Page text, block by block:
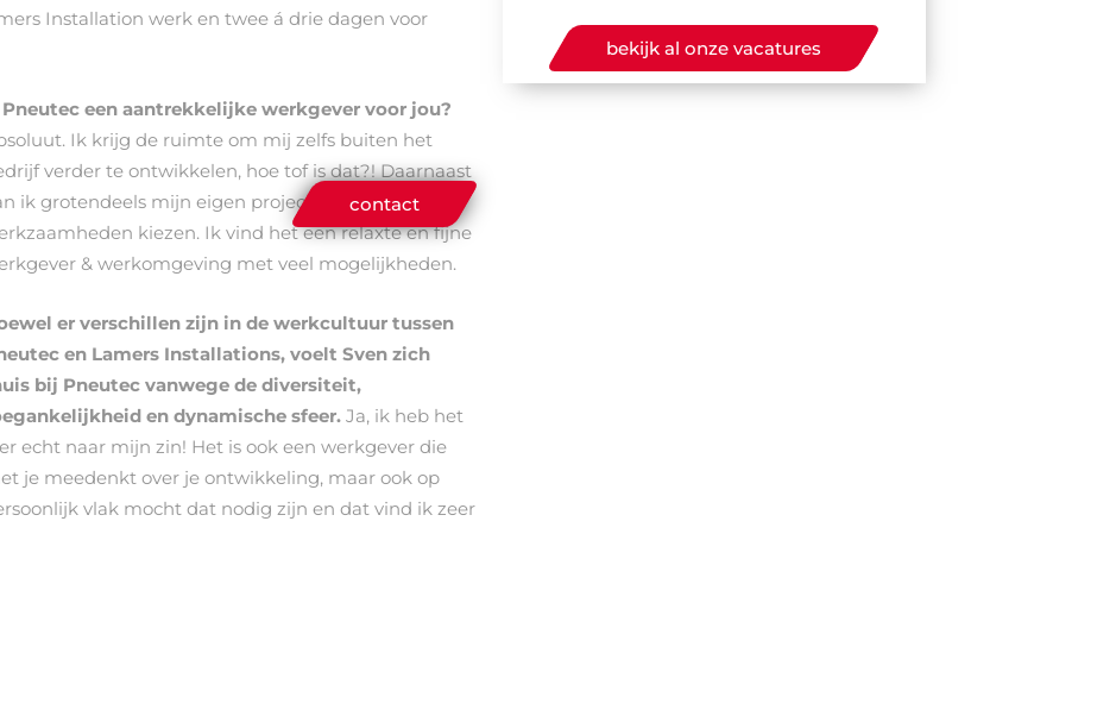
contact
Installation werk en twee á drie dagen voor
Pneutec een aantrekkelijke werkgever voor jou?
Ik krijg de ruimte om mij zelfs buiten het
verder te ontwikkelen, hoe tof is dat?! Daarnaast
ik grotendeels mijn eigen projecten en
kiezen. Ik vind het een relaxte en fijne
& werkomgeving met veel mogelijkheden.
er verschillen zijn in de werkcultuur tussen
en Lamers Installations, voelt Sven zich
bij Pneutec vanwege de diversiteit,
en dynamische sfeer.Ja, ik heb het
echt naar mijn zin! Het is ook een werkgever die
je meedenkt over je ontwikkeling, maar ook op
vlak mocht dat nodig zijn en dat vind ik zeer
bekijk al onze vacatures